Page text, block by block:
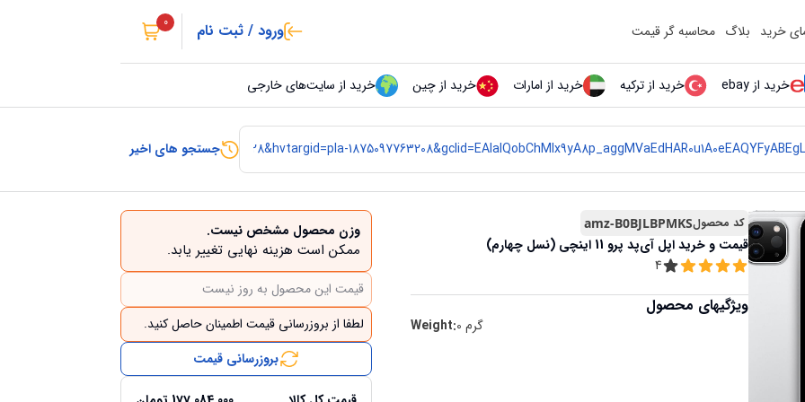
خرید بلاگ محاسبه گر قیمت ورود / ثبت نام 0
خرید از ebay خرید از ترکیه خرید از امارات خرید از چین خرید از سایت‌های خارجی
جستجو های اخیر
کد محصولamz-B0BJLBPMKS
قیمت و خریداپل آی‌پد پرو 11 اینچی (نسل چهارم)
4
ویژگیهای محصول
Weight:0 گرم
وزن محصول مشخص نیست.
ممکن است هزینه نهایی تغییر یابد.
قیمت این محصول به روز نیست
لطفا از بروزرسانی قیمت اطمینان حاصل کنید.
بروزرسانی قیمت